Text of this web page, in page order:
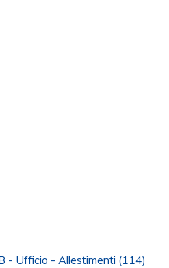
- Ufficio - Allestimenti (114)